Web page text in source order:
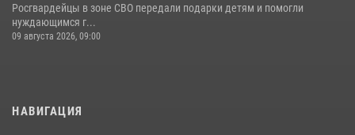
Росгвардейцы в зоне СВО передали подарки детям и помогли
нуждающимся г...
09 августа 2026, 09:00
НАВИГАЦИЯ